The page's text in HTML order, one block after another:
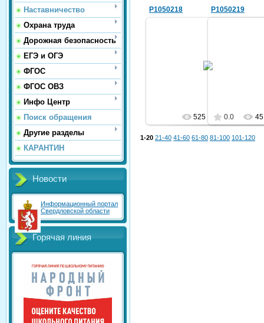
Наставничество
Охрана труда
Дорожная безопасность
ЕГЭ и ОГЭ
ФГОС
ФГОС ОВЗ
Инфо Центр
Поиск обращения
Другие разделы
КАРАНТИН
Новости
Информационный портал
Свердловской области
Горячая линия
P1050218
525 0.0
P1050219
1-20 21-40 41-60 61-80 81-100 101-120